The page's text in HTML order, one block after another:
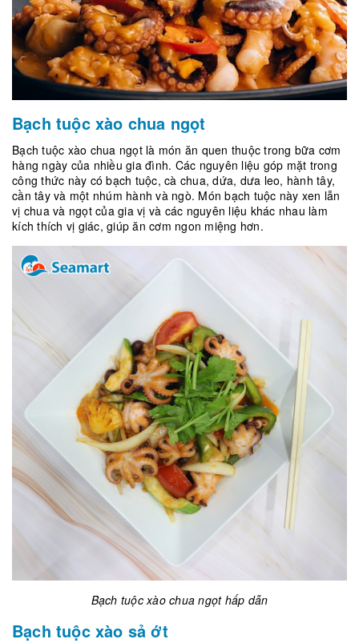
Bạch tuộc xào chua ngọt
Bạch tuộc xào chua ngọt là món ăn quen thuộc trong bữa cơm
hàng ngày của nhiều gia đình. Các nguyên liệu góp mặt trong
công thức này có bạch tuộc, cà chua, dứa, dưa leo, hành tây,
cần tây và một nhúm hành và ngò. Món bạch tuộc này xen lẫn
vị chua và ngọt của gia vị và các nguyên liệu khác nhau làm
kích thích vị giác, giúp ăn cơm ngon miệng hơn.
Bạch tuộc xào chua ngọt hấp dẫn
Bạch tuộc xào sả ớt